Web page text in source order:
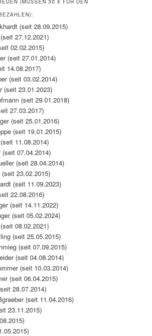
(MÜSSEN 30 € FÜR DEN
(seit 28.09.2015)
27.12.2021)
02.02.2015)
(seit 27.01.2014)
14.08.2017)
(seit 03.02.2014)
(seit 23.01.2023)
(seit 29.01.2018)
27.03.2017)
(seit 25.01.2016)
(seit 19.01.2015)
11.08.2014)
07.04.2014)
(seit 28.04.2014)
23.02.2015)
(seit 11.09.2023)
22.08.2016)
(seit 14.11.2022)
(seit 05.02.2024)
08.02.2021)
(seit 25.05.2015)
(seit 07.09.2015)
(seit 04.08.2014)
(seit 10.03.2014)
(seit 06.04.2015)
28.07.2014)
(seit 11.04.2016)
23.11.2015)